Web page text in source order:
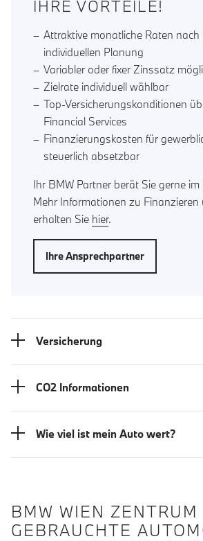
IHRE VORTEILE!
Attraktive monatliche Raten nach
individuellen Planung
Variabler oder fixer Zinssatz
Zielrate individuell wählbar
Top-Versicherungskonditionen
Financial Services
Finanzierungskosten für
steuerlich absetzbar
Ihr BMW Partner berät Sie gerne im
Mehr Informationen zu Finanzieren
erhalten Sie hier.
Ihre Ansprechpartner
Versicherung
CO2 Informationen
Wie viel ist mein Auto wert?
BMW WIEN ZENTRUM
GEBRAUCHTE